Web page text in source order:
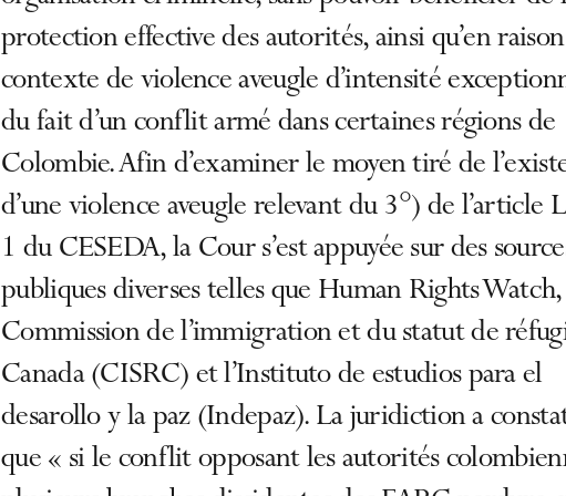
protection effective des autorités, ainsi qu’en
contexte de violence aveugle d’intensité
du fait d’un conflit armé dans certaines régions de
Colombie. Afin d’examiner le moyen tiré de
d’une violence aveugle relevant du 3°) de l’article
1 du CESEDA, la Cour s’est appuyée sur des
publiques diverses telles que Human Rights
Commission de l’immigration et du statut de
Canada (CISRC) et l’Instituto de estudios para el
desarollo y la paz (Indepaz). La juridiction a
que « si le conflit opposant les autorités